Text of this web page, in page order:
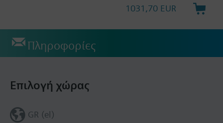
1031,70 EUR
Πληροφορίες
Επιλογή χώρας
GR (el)